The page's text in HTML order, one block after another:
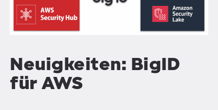
Neuigkeiten: BigID
für AWS